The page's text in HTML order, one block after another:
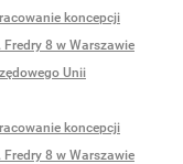
koncepcji
8 w Warszawie
Unii
koncepcji
8 w Warszawie